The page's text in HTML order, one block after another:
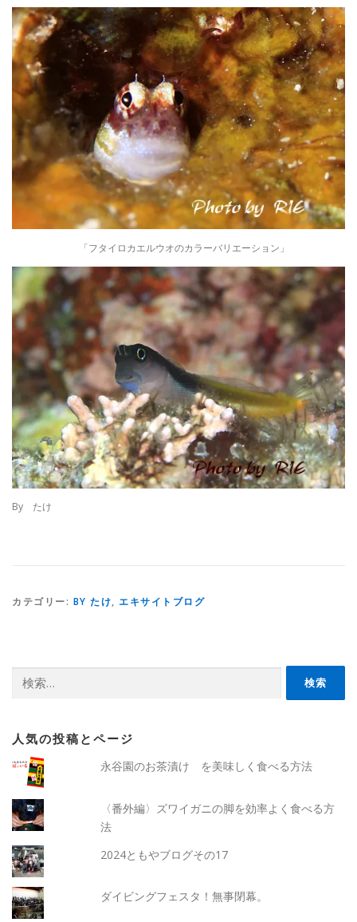
「フタイロカエルウオのカラーバリエーション」
By たけ
カテゴリー: BY たけ, エキサイトブログ
索:
人気の投稿とページ
永谷園のお茶漬け を美味しく食べる方法
〈番外編〉ズワイガニの脚を効率よく食べる方
法
2024ともやブログその17
ダイビングフェスタ！無事閉幕。